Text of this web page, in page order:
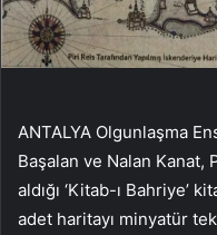
ANTALYA Olgunlaşma
Başalan ve Nalan Kanat,
aldığı ‘Kitab-ı Bahriye’
adet haritayı minyatür